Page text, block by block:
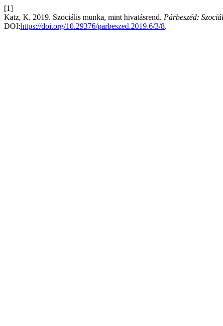
[1]
Katz, K. 2019. Szociális munka, mint hivatásrend. Párbeszéd:
DOI:https://doi.org/10.29376/parbeszed.2019.6/3/8.